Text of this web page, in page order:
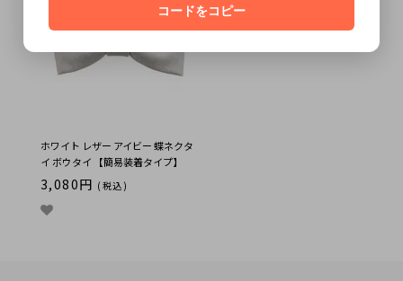
ホワイト レザー アイビー 蝶ネクタ
イ ボウタイ 【簡易装着タイプ】
3,080円 (税込)
コードをコピー